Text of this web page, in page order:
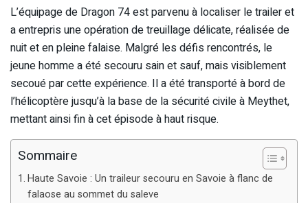
L’équipage de Dragon 74 est parvenu à localiser le trailer et
a entrepris une opération de treuillage délicate, réalisée de
nuit et en pleine falaise. Malgré les défis rencontrés, le
jeune homme a été secouru sain et sauf, mais visiblement
secoué par cette expérience. Il a été transporté à bord de
l’hélicoptère jusqu’à la base de la sécurité civile à Meythet,
mettant ainsi fin à cet épisode à haut risque.
Sommaire
Haute Savoie : Un traileur secouru en Savoie à flanc de
falaose au sommet du saleve